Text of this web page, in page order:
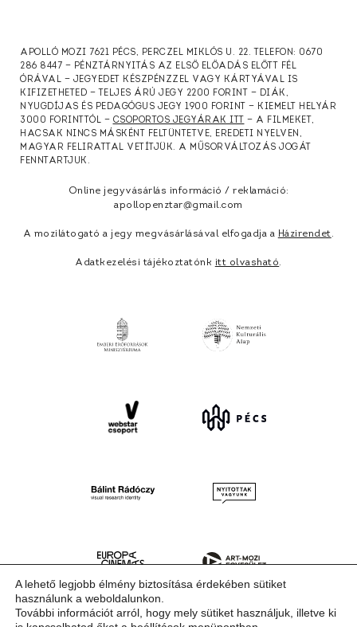
APOLLÓ MOZI 7621 PÉCS, PERCZEL MIKLÓS U. 22. TELEFON: 0670
286 8447 — PÉNZTÁRNYITÁS AZ ELSŐ ELŐADÁS ELŐTT FÉL
ÓRÁVAL — JEGYEDET KÉSZPÉNZZEL VAGY KÁRTYÁVAL IS
KIFIZETHETED — TELJES ÁRÚ JEGY 2200 FORINT — DIÁK,
NYUGDÍJAS ÉS PEDAGÓGUS JEGY 1900 FORINT — KIEMELT HELYÁR
3000 FORINTTÓL — CSOPORTOS JEGYÁRAK ITT
— A FILMEKET,
HACSAK NINCS MÁSKÉNT FELTÜNTETVE, EREDETI NYELVEN,
MAGYAR FELIRATTAL VETÍTJÜK. A MŰSORVÁLTOZÁS JOGÁT
FENNTARTJUK.
Online jegyvásárlás információ / reklamáció:
apollopenztar@gmail.com
A mozilátogató a jegy megvásárlásával elfogadja a Házirendet.
Adatkezelési tájékoztatónk itt olvasható.
A lehető legjobb élmény biztosítása érdekében sütiket
használunk a weboldalunkon.
További információt arról, hogy mely sütiket használjuk, illetve ki